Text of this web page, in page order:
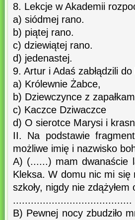
8. Lekcje w Akademii
a) siódmej rano.
b) piątej rano.
c) dziewiątej rano.
d) jedenastej.
9. Artur i Adaś zabłądzili
a) Królewnie Żabce,
b) Dziewczynce z
c) Kaczce Dziwaczce
d) O sierotce Marysi i
II. Na podstawie
możliwe imię i nazwisko
A) (......) mam dwanaście
Kleksa. W domu nic mi się
szkoły, nigdy nie
........................................
B) Pewnej nocy zbudziło